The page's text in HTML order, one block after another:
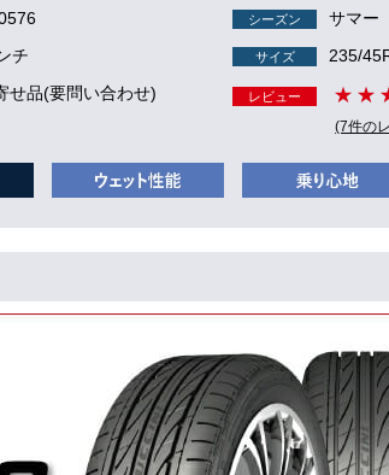
シーズン サマー
チ サイズ 235/
せ品(要問い合わせ) レビュー
(7件の